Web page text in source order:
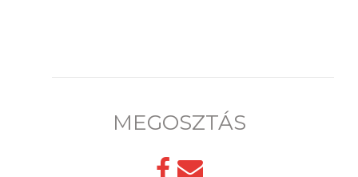
MEGOSZTÁS